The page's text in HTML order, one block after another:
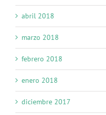
abril 2018
marzo 2018
febrero 2018
enero 2018
diciembre 2017